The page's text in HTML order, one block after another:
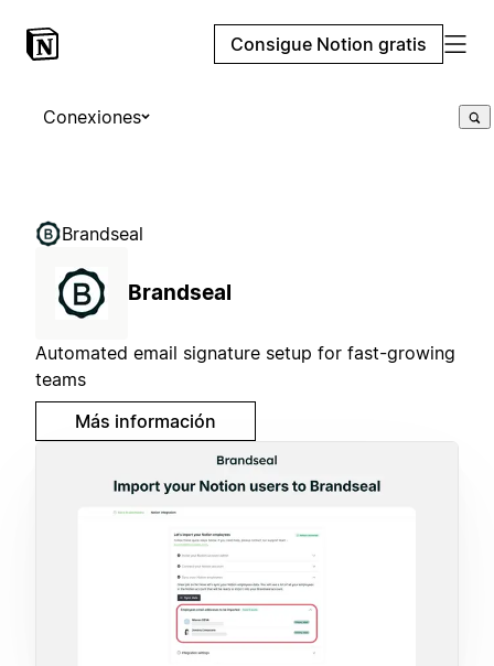
Consigue Notion gratis
Conexiones
Brandseal
Brandseal
Automated email signature setup for fast-growing
teams
Más información